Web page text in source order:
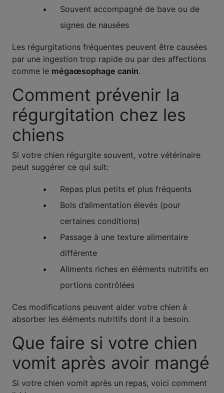
Souvent accompagné de bave ou de
signes de nausées
Les régurgitations fréquentes peuvent être causées
par une ingestion trop rapide ou par des affections
comme le mégaœsophage canin.
Comment prévenir la
régurgitation chez les
chiens
Si votre chien régurgite souvent, votre vétérinaire
peut suggérer ce qui suit:
Repas plus petits et plus fréquents
Bols d’alimentation élevés (pour
certaines conditions)
Passage à une texture alimentaire
différente
Aliments riches en éléments nutritifs en
portions contrôlées
Ces modifications peuvent aider votre chien à
absorber les éléments nutritifs dont il a besoin.
Que faire si votre chien
vomit après avoir mangé
Si votre chien vomit après un repas, voici comment